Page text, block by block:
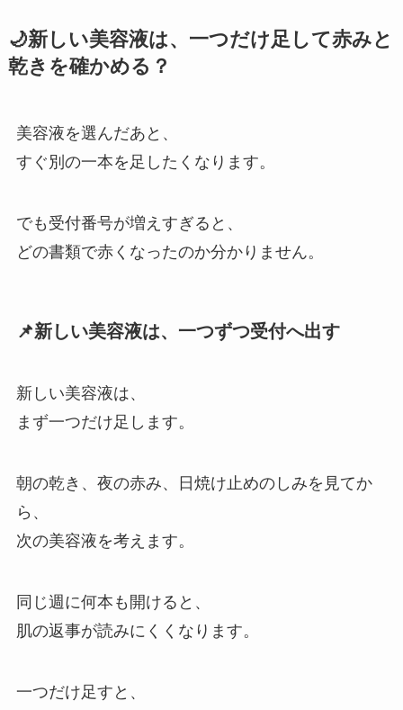
🌙新しい美容液は、一つだけ足して赤みと
乾きを確かめる？
美容液を選んだあと、
すぐ別の一本を足したくなります。
でも受付番号が増えすぎると、
どの書類で赤くなったのか分かりません。
📌新しい美容液は、一つずつ受付へ出す
新しい美容液は、
まず一つだけ足します。
朝の乾き、夜の赤み、日焼け止めのしみを見てか
ら、
次の美容液を考えます。
同じ週に何本も開けると、
肌の返事が読みにくくなります。
一つだけ足すと、